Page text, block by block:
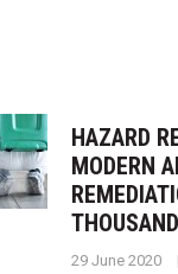
HAZARD
MODERN
29 June 2020